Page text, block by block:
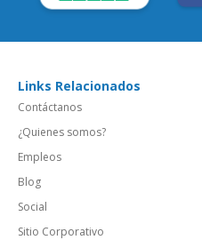
Links Relacionados
Contáctanos
¿Quienes somos?
Empleos
Blog
Social
Sitio Corporativo